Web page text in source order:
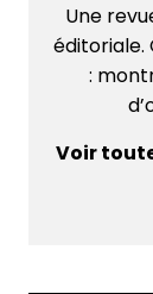
Une
éditoriale.
:
Voir